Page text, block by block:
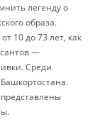
легенду о
образа.
10 до 73 лет, как
—
Среди